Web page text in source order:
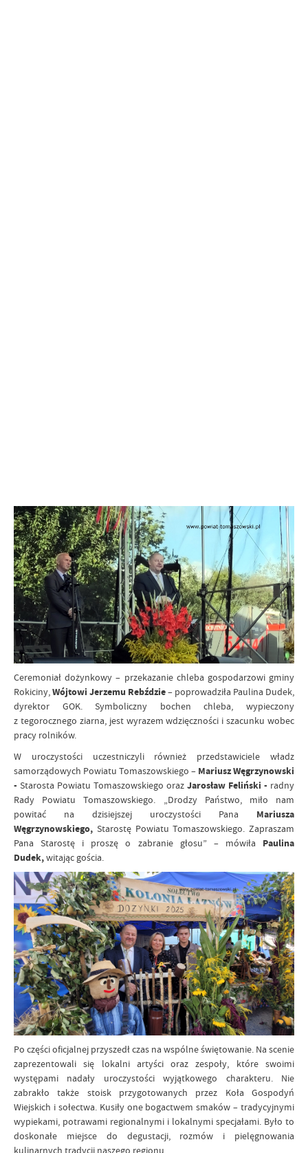
Ceremoniał dożynkowy – przekazanie chleba gospodarzowi gminy
Rokiciny,Wójtowi Jerzemu Rebździe– poprowadziła Paulina Dudek,
dyrektor GOK. Symboliczny bochen chleba, wypieczony
z tegorocznego ziarna, jest wyrazem wdzięczności i szacunku wobec
pracy rolników.
W uroczystości uczestniczyli również przedstawiciele władz
samorządowych Powiatu Tomaszowskiego – Mariusz Węgrzynowski
- Starosta Powiatu Tomaszowskiego oraz Jarosław Feliński - radny
Rady Powiatu Tomaszowskiego. „Drodzy Państwo, miło nam
powitać na dzisiejszej uroczystości Pana Mariusza
Węgrzynowskiego, Starostę Powiatu Tomaszowskiego. Zapraszam
Pana Starostę i proszę o zabranie głosu” – mówiła Paulina
Dudek,witając gościa.
Po części oficjalnej przyszedł czas na wspólne świętowanie. Na scenie
zaprezentowali się lokalni artyści oraz zespoły, które swoimi
występami nadały uroczystości wyjątkowego charakteru. Nie
zabrakło także stoisk przygotowanych przez Koła Gospodyń
Wiejskich i sołectwa. Kusiły one bogactwem smaków – tradycyjnymi
wypiekami, potrawami regionalnymi i lokalnymi specjałami. Było to
doskonałe miejsce do degustacji, rozmów i pielęgnowania
kulinarnych tradycji naszego regionu.